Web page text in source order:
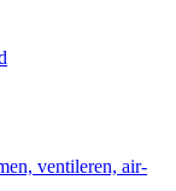
ventileren, air-